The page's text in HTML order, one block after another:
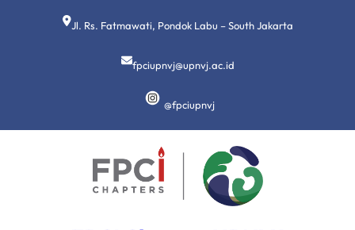
Jl. Rs. Fatmawati, Pondok Labu – South Jakarta
fpciupnvj@upnvj.ac.id
@fpciupnvj